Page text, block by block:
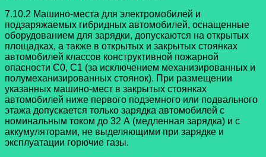
7.10.2 Машино-места для электромобилей и
подзаряжаемых гибридных автомобилей, оснащенные
оборудованием для зарядки, допускаются на открытых
площадках, а также в открытых и закрытых стоянках
автомобилей классов конструктивной пожарной
опасности C0, С1 (за исключением механизированных и
полумеханизированных стоянок). При размещении
указанных машино-мест в закрытых стоянках
автомобилей ниже первого подземного или подвального
этажа допускается только зарядка автомобилей с
номинальным током до 32 А (медленная зарядка) и с
аккумуляторами, не выделяющими при зарядке и
эксплуатации горючие газы.